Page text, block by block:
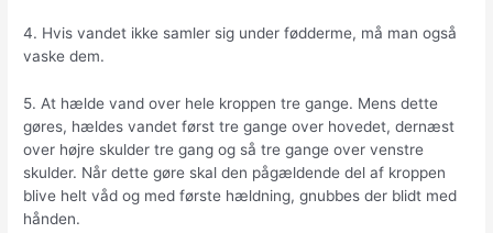
4. Hvis vandet ikke samler sig under fødderme, må man også
vaske dem.
5. At hælde vand over hele kroppen tre gange. Mens dette
gøres, hældes vandet først tre gange over hovedet, dernæst
over højre skulder tre gang og så tre gange over venstre
skulder. Når dette gøre skal den pågældende del af kroppen
blive helt våd og med første hældning, gnubbes der blidt med
hånden.